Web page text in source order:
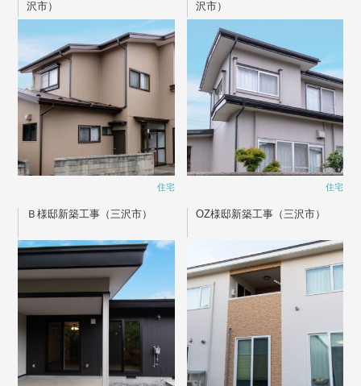
沢市）
住宅
沢市）
住宅
Ｂ様邸新築工事（三沢市） OZ様邸新築工事（三沢市）